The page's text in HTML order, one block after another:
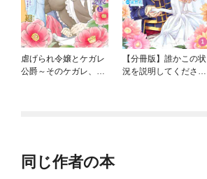
虐げられ令嬢とケガレ
公爵～そのケガレ、払
【分冊版】誰かこの状
況を説明してくださ
同じ作者の本